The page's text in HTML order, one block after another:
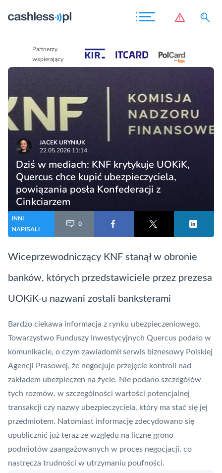
Partnerzy
wspierający
JACEK URYNIUK
22.05.2026 11:14
Dziś w mediach: KNF krytykuje UOKiK,
Quercus chce kupić ubezpieczyciela,
powiązania posła Konfederacji z
Cinkciarzem
INNI
NAPISALI
0
Wiceprzewodniczący KNF stanął w obronie
banków, których przedstawiciele przez prezesa
UOKiK-u nazwani zostali banksterami
Bardzo ciekawa informacja z rynku ubezpieczeniowego.
Towarzystwo Funduszy Inwestycyjnych Quercus podało w
komunikacie, o czym zawiadomił serwis biznesowy Polskiej
Agencji Prasowej, że negocjuje przejęcie kontroli nad
zakładem ubezpieczeń na życie. Nie podano szczegółów
tych rozmów, w szczególności wartości potencjalnej
transakcji czy nazwy ubezpieczyciela, który ma stać się jej
przedmiotem. Natomiast informację zdecydowano się
upublicznić już teraz ze względu na liczne grono
podmiotów zaangażowanych w proces negocjacji, co
nastręcza trudności w utrzymaniu poufności.